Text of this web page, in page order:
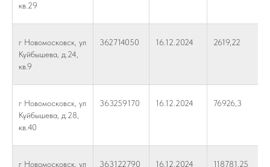
кв.29
г Новомосковск, ул
Куйбышева, д.24,
кв.9
362714050 16.12.2024 2619,22
г Новомосковск, ул
Куйбышева, д.28,
кв.40
363259170 16.12.2024 76926,3
г Новомосковск, ул
363122790 16.12.2024 118781,25